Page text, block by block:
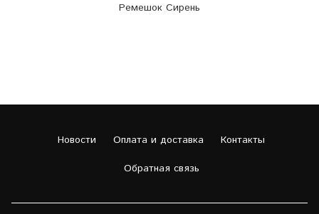
Ремешок Сирень
Новости Оплата и доставка
Контакты
Обратная связь